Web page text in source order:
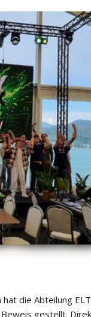
hat die Abteilung
gestellt.